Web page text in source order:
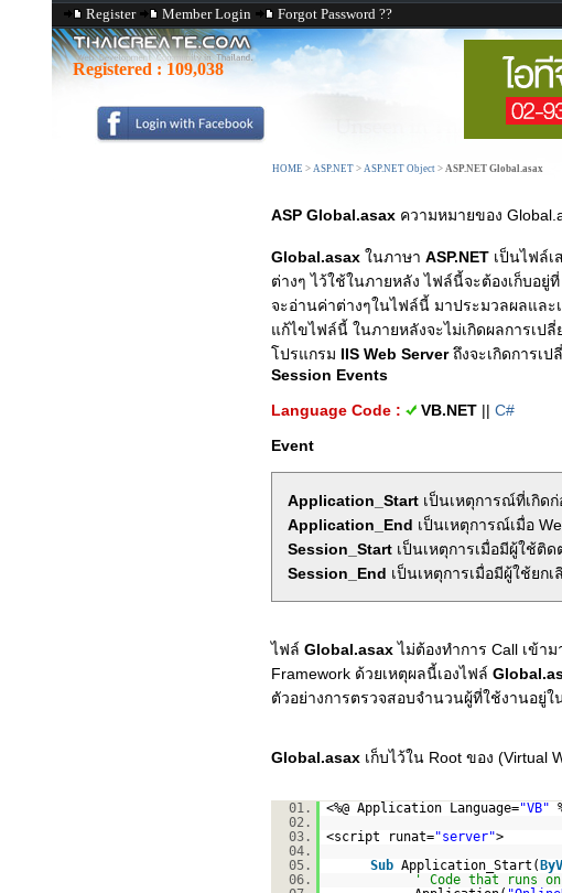
Register Member Login Forgot Password ??
Registered : 109,038
HOME > ASP.NET > ASP.NET Object > ASP.NET Global.asax
ASP Global.asax ความหมายของ
Global.asax ในภาษา ASP.NET เป็นไฟล์เ
ต่างๆ ไว้ใช้ในภายหลัง ไฟล์นี้จะต้องเก็บอยู่
จะอ่านค่าต่างๆในไฟล์นี้ มาประมวลผลและ
แก้ไขไฟล์นี้ ในภายหลังจะไม่เกิดผลการเป
โปรแกรม IIS Web Serverถึงจะเกิดการเ
Session Events
Language Code :
VB.NET || C#
Event
Application_Start เป็นเหตุการณ์ที่เกิด
Application_End เป็นเหตุการณ์เมื่อ
Session_Start เป็นเหตุการเมื่อมีผู้ใช้ติด
Session_End เป็นเหตุการเมื่อมีผู้ใช้ยก
ไฟล์ Global.asaxไม่ต้องทำการ Call เข้า
Framework ด้วยเหตุผลนี้เองไฟล์
ตัวอย่างการตรวจสอบจำนวนผู้ที่ใช้งานอยู่ใ
Global.asax เก็บไว้ใน Root ของ (Virtual
01. <%@ Application Language="VB"
02.
03.
<script runat="server">
04.
05.
Sub Application_Start(
06.
' Code that runs